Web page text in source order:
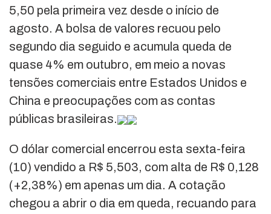
5,50 pela primeira vez desde o início de
agosto. A bolsa de valores recuou pelo
segundo dia seguido e acumula queda de
quase 4% em outubro, em meio a novas
tensões comerciais entre Estados Unidos e
China e preocupações com as contas
públicas brasileiras.
O dólar comercial encerrou esta sexta-feira
(10) vendido a R$ 5,503, com alta de R$ 0,128
(+2,38%) em apenas um dia. A cotação
chegou a abrir o dia em queda, recuando para